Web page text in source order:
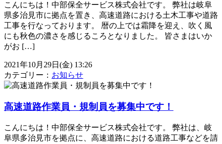
こんにちは！中部保全サービス株式会社です。 弊社は岐阜
県多治見市に拠点を置き、高速道路における土木工事や道路
工事を行なっております。 暦の上では霜降を迎え、吹く風
にも秋色の濃さを感じるころとなりました。 皆さまはいか
がお […]
2021年10月29日(金) 13:26
カテゴリー： お知らせ
高速道路作業員・規制員を募集中です！
こんにちは！中部保全サービス株式会社です。 弊社は、岐
阜県多治見市を拠点に、高速道路における道路工事などを請